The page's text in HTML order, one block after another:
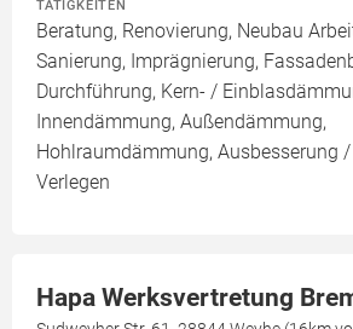
TÄTIGKEITEN
Beratung, Renovierung, Neubau
Sanierung, Imprägnierung,
Durchführung, Kern- /
Innendämmung, Außendämmung,
Hohlraumdämmung, Ausbesserung /
Verlegen
Hapa Werksvertretung